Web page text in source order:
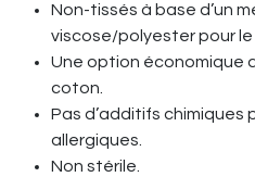
Non-tissés à base d’un
viscose/polyester pour
Une option économique
coton.
Pas d’additifs chimiques
allergiques.
Non stérile.